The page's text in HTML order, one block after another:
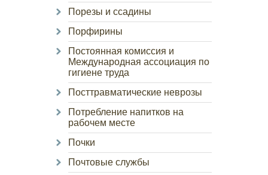
Порезы и ссадины
Порфирины
Постоянная комиссия и
Международная ассоциация по
гигиене труда
Посттравматические неврозы
Потребление напитков на
рабочем месте
Почки
Почтовые службы